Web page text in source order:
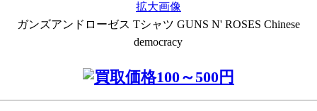
拡大画像
ガンズアンドローゼス Tシャツ GUNS N' ROSES Chinese
democracy